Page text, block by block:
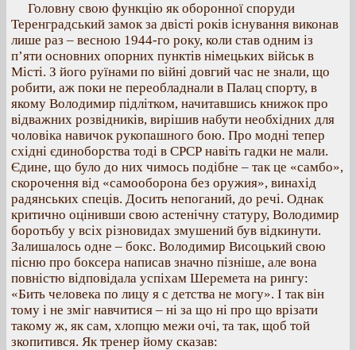
Головну свою функцію як оборонної споруди
Теренградський замок за двісті років існування виконав
лише раз – весною 1944-го року, коли став одним із
п’яти основних опорних пунктів німецьких військ в
Місті. З його руїнами по війні довгий час не знали, що
робити, аж поки не переобладнали в Палац спорту, в
якому Володимир підлітком, начитавшись книжок про
відважних розвідників, вирішив набути необхідних для
чоловіка навичок рукопашного бою. Про модні тепер
східні єдиноборства тоді в СРСР навіть гадки не мали.
Єдине, що було до них чимось подібне – так це «самбо»,
скорочення від «самооборона без оружия», винахід
радянських спеців. Досить непоганий, до речі. Однак
критично оцінивши свою астенічну статуру, Володимир
боротьбу у всіх різновидах змушений був відкинути.
Залишалось одне – бокс. Володимир Висоцький свою
пісню про боксера написав значно пізніше, але вона
повністю відповідала успіхам Шеремета на рингу:
«Бить человека по лицу я с детства не могу». І так він
тому і не зміг навчитися – ні за що ні про що врізати
такому ж, як сам, хлопцю межи очі, та так, щоб той
зкопитився. Як тренер йому сказав: